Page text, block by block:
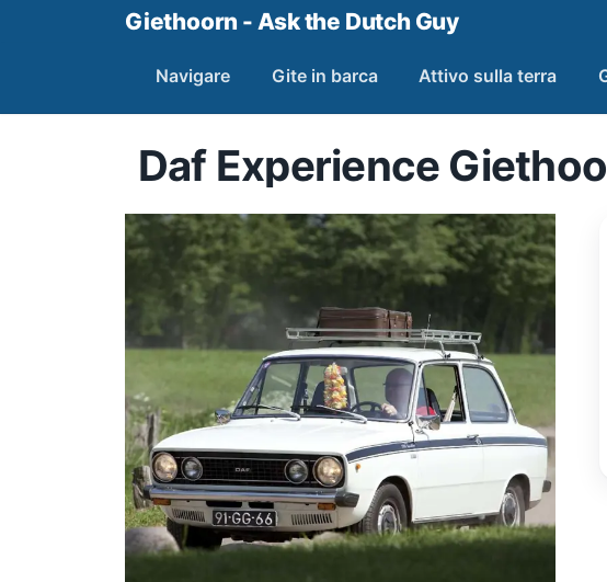
Giethoorn - Ask the Dutch Guy
Navigare Gite in barca Attivo sulla terra
Daf Experience